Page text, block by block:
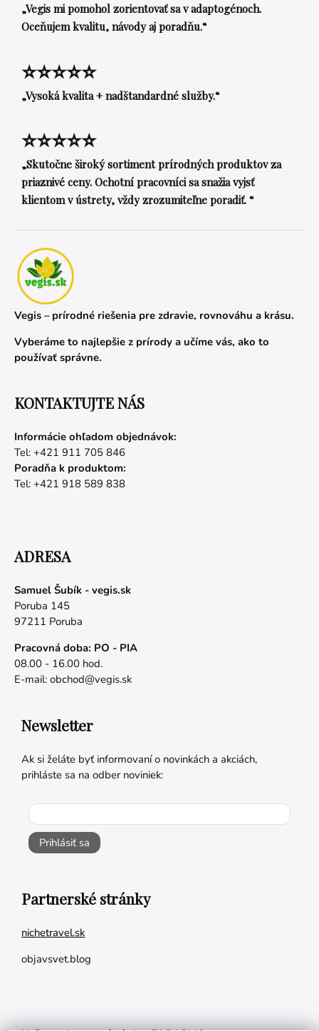
„Vegis mi pomohol zorientovať sa v adaptogénoch.
Oceňujem kvalitu, návody aj poradňu.“
⭐⭐⭐⭐⭐
„Vysoká kvalita + nadštandardné služby.“
⭐⭐⭐⭐⭐
„Skutočne široký sortiment prírodných produktov za
priaznivé ceny. Ochotní pracovníci sa snažia vyjsť
klientom v ústrety, vždy zrozumiteľne poradiť. “
Vegis – prírodné riešenia pre zdravie, rovnováhu a krásu.
Vyberáme to najlepšie z prírody a učíme vás, ako to
používať správne.
KONTAKTUJTE NÁS
Informácie ohľadom objednávok:
Tel: +421 911 705 846
Poradňa k produktom:
Tel: +421 918 589 838
ADRESA
Samuel Šubík - vegis.sk
Poruba 145
97211 Poruba
Pracovná doba: PO - PIA
08.00 - 16.00 hod.
E-mail: obchod@vegis.sk
Newsletter
Ak si želáte byť informovaní o novinkách a akciách,
prihláste sa na odber noviniek:
Prihlásiť sa
Partnerské stránky
nichetravel.sk
objavsvet.blog